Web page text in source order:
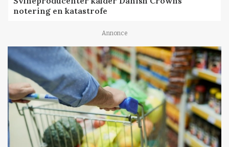
notering en katastrofe
Annonce